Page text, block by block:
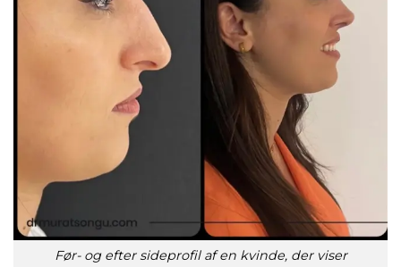
Før- og efter sideprofil af en kvinde, der viser